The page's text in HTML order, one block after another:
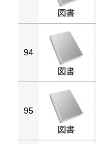
図書
94
図書
95
図書